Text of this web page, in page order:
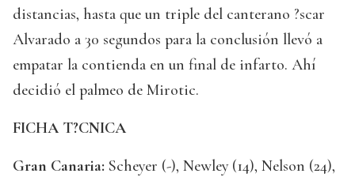
distancias, hasta que un triple del canterano ?scar
Alvarado a 30 segundos para la conclusión llevó a
empatar la contienda en un final de infarto. Ahí
decidió el palmeo de Mirotic.
FICHA T?CNICA
Gran Canaria: Scheyer (-), Newley (14), Nelson (24),